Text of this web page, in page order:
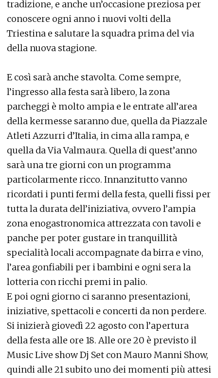
tradizione, e anche un’occasione preziosa per
conoscere ogni anno i nuovi volti della
Triestina e salutare la squadra prima del via
della nuova stagione.
E così sarà anche stavolta. Come sempre,
l’ingresso alla festa sarà libero, la zona
parcheggi è molto ampia e le entrate all’area
della kermesse saranno due, quella da Piazzale
Atleti Azzurri d’Italia, in cima alla rampa, e
quella da Via Valmaura. Quella di quest’anno
sarà una tre giorni con un programma
particolarmente ricco. Innanzitutto vanno
ricordati i punti fermi della festa, quelli fissi per
tutta la durata dell’iniziativa, ovvero l’ampia
zona enogastronomica attrezzata con tavoli e
panche per poter gustare in tranquillità
specialità locali accompagnate da birra e vino,
l’area gonfiabili per i bambini e ogni sera la
lotteria con ricchi premi in palio.
E poi ogni giorno ci saranno presentazioni,
iniziative, spettacoli e concerti da non perdere.
Si inizierà giovedì 22 agosto con l’apertura
della festa alle ore 18. Alle ore 20 è previsto il
Music Live show Dj Set con Mauro Manni Show,
quindi alle 21 subito uno dei momenti più attesi